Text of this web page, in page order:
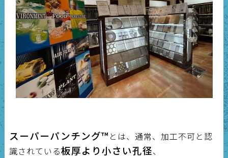
スーパーパンチング™ とは、通常、加工不可と認
識されている板厚より小さい孔径、